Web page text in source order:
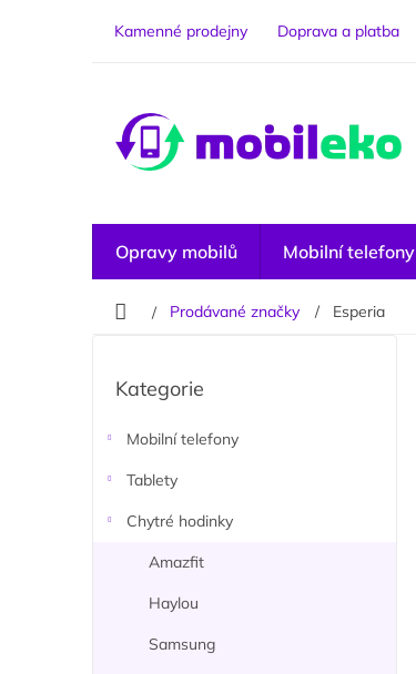
Kamenné prodejny Doprava a platba
Opravy mobilů Mobilní telefony
DomůProdávané značky Esperia
kategorie
Kategorie
Mobilní telefony
Tablety
Chytré hodinky
Amazfit
Haylou
Samsung